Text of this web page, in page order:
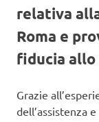
relativa
Roma e
fiducia allo
Grazie
dell’assistenza